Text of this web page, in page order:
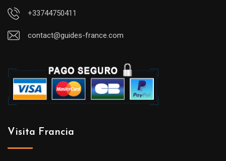
+33744750411
contact@guides-france.com
Visita Francia